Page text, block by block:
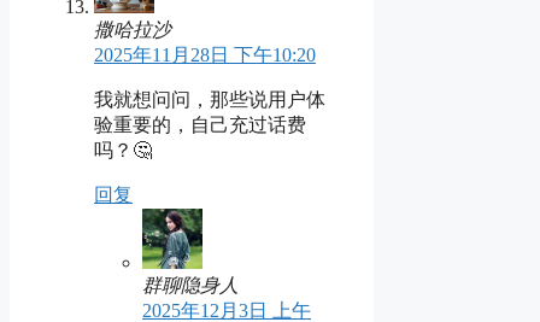
撒哈拉沙
2025年11月28日 下午10:20
我就想问问，那些说用户体
验重要的，自己充过话费
吗？🤔
回复
群聊隐身人
2025年12月3日 上午